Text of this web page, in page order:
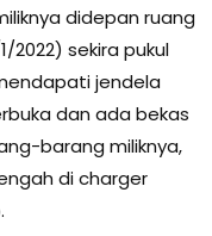
didepan ruang
2022) sekira pukul
jendela
dan ada bekas
barang miliknya,
di charger